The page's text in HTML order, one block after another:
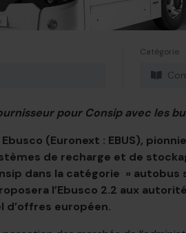
Catégorie
pour Consip avec les
(Euronext : EBUS),
de recharge et de
dans la catégorie » autobus
l’Ebusco 2.2 aux
d’offres européen.